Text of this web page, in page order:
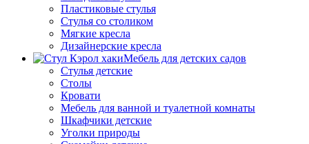
Пластиковые стулья
Стулья со столиком
Мягкие кресла
Дизайнерские кресла
Мебель для детских садов
Стулья детские
Столы
Кровати
Мебель для ванной и туалетной комнаты
Шкафчики детские
Уголки природы